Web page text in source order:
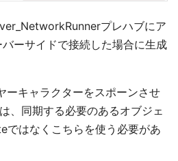
プレハブにア
ーサイドで接続した場合に生成
ーキャラクターをスポーンさせ
、同期する必要のあるオブジェ
はなくこちらを使う必要があ